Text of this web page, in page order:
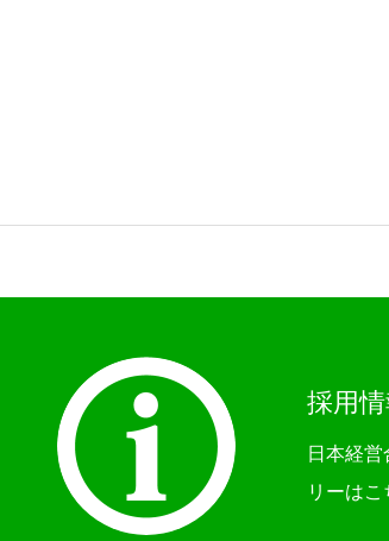
採用
日本経
リーはこ